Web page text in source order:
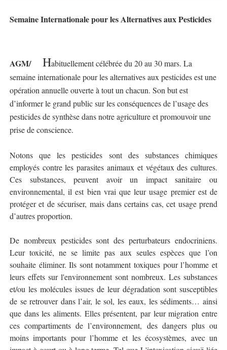
Semaine Internationale pour les Alternatives aux Pesticides
AGM/ Habituellement célébrée du 20 au 30 mars. La
semaine internationale pour les alternatives aux pesticides est une
opération annuelle ouverte à tout un chacun. Son but est
d’informer le grand public sur les conséquences de l’usage des
pesticides de synthèse dans notre agriculture et promouvoir une
prise de conscience.
Notons que les pesticides sont des substances chimiques
employés contre les parasites animaux et végétaux des cultures.
Ces substances, peuvent avoir un impact sanitaire ou
environnemental, il est bien vrai que leur usage premier est de
protéger et de sécuriser, mais dans certains cas, cet usage prend
d’autres proportion.
De nombreux pesticides sont des perturbateurs endocriniens.
Leur toxicité, ne se limite pas aux seules espèces que l’on
souhaite éliminer. Ils sont notamment toxiques pour l’homme et
leurs effets sur l'environnement sont nombreux. Les substances
et/ou les molécules issues de leur dégradation sont susceptibles
de se retrouver dans l’air, le sol, les eaux, les sédiments… ainsi
que dans les aliments. Elles présentent, par leur migration entre
ces compartiments de l’environnement, des dangers plus ou
moins importants pour l’homme et les écosystèmes, avec un